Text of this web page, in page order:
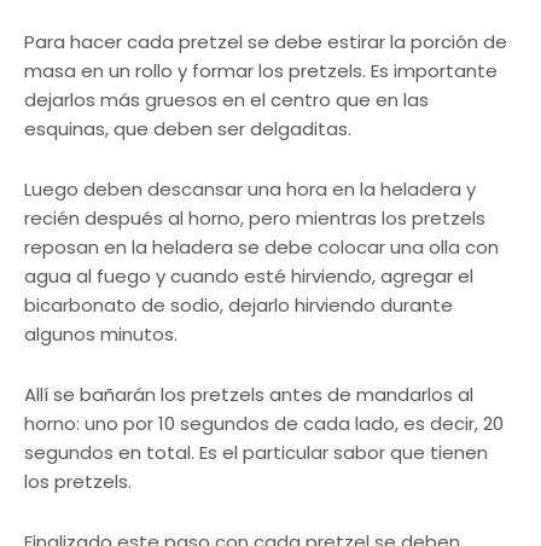
Para hacer cada pretzel se debe estirar la porción de
masa en un rollo y formar los pretzels. Es importante
dejarlos más gruesos en el centro que en las
esquinas, que deben ser delgaditas.
Luego deben descansar una hora en la heladera y
recién después al horno, pero mientras los pretzels
reposan en la heladera se debe colocar una olla con
agua al fuego y cuando esté hirviendo, agregar el
bicarbonato de sodio, dejarlo hirviendo durante
algunos minutos.
Allí se bañarán los pretzels antes de mandarlos al
horno: uno por 10 segundos de cada lado, es decir, 20
segundos en total. Es el particular sabor que tienen
los pretzels.